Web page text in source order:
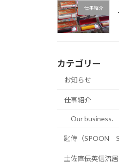
仕事紹介
カテゴリー
お知らせ
仕事紹介
Our business.
匙侍（SPOON
土佐直伝英信流